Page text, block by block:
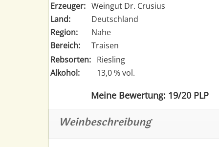
Erzeuger: Weingut Dr. Crusius
Land:
Deutschland
Region:
Nahe
Bereich:
Traisen
Rebsorten: Riesling
Alkohol:
13,0 % vol.
Meine Bewertung: 19/20 PLP
Weinbeschreibung